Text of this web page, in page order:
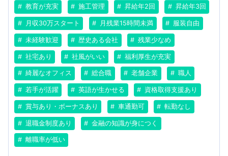
教育が充実 施工管理 昇給年2回 昇給年3回
月収30万スタート 月残業15時間未満 服装自由
未経験歓迎 歴史ある会社 残業少なめ
社宅あり 社風がいい 福利厚生が充実
綺麗なオフィス 総合職 老舗企業 職人
若手が活躍 英語が生かせる 資格取得支援あり
賞与あり・ボーナスあり 車通勤可 転勤なし
退職金制度あり 金融の知識が身につく
離職率が低い